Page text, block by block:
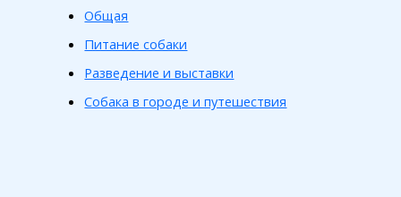
Общая
Питание собаки
Разведение и выставки
Собака в городе и путешествия